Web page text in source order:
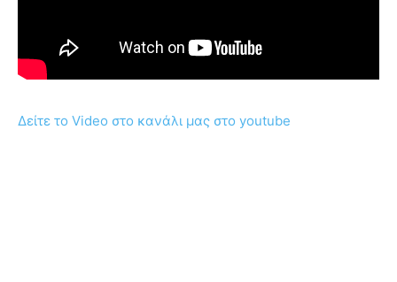
Δείτε το Video στο κανάλι μας στο youtube